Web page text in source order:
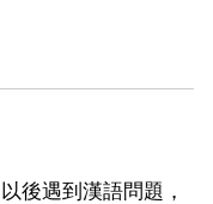
後遇到漢語問題，